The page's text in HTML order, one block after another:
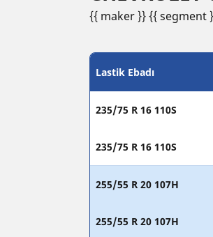
{{ maker }} {{ segment
Lastik Ebadı
235/75 R 16 110S
235/75 R 16 110S
255/55 R 20 107H
255/55 R 20 107H